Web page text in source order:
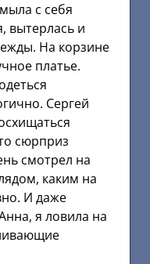
с себя
вытерлась и
На корзине
платье.
Сергей
сюрприз
смотрел на
каким на
И даже
я ловила на